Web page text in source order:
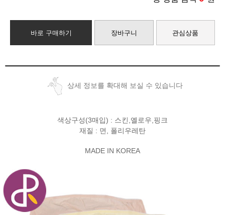
바로 구매하기 장바구니 관심상품
상세 정보를 확대해 보실 수 있습니다
색상구성(3매입) : 스킨,옐로우,핑크
재질 : 면, 폴리우레탄
MADE IN KOREA